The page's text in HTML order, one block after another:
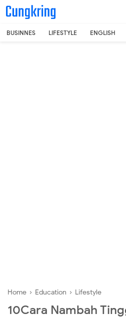
-->
BUSINNES LIFESTYLE ENGLISH
Home › Education › Lifestyle
10Cara Nambah